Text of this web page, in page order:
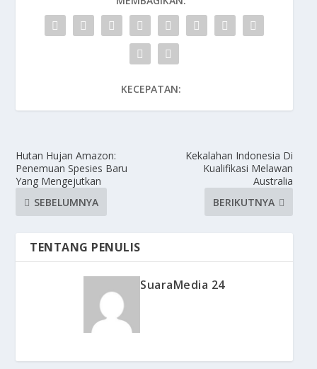
KECEPATAN:
Hutan Hujan Amazon:
Penemuan Spesies Baru
Yang Mengejutkan
SEBELUMNYA
Kekalahan Indonesia Di
Kualifikasi Melawan
Australia
BERIKUTNYA
TENTANG PENULIS
SuaraMedia 24